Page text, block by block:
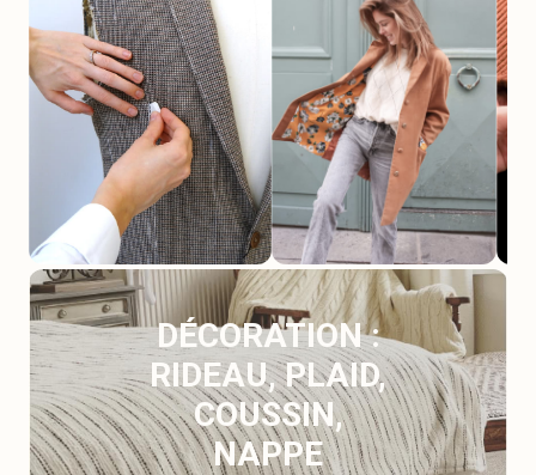
DÉCORATION :
RIDEAU, PLAID,
COUSSIN,
NAPPE